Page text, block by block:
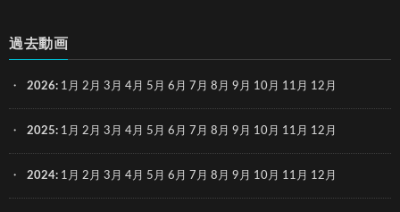
過去動画
2026: 1月 2月 3月 4月 5月 6月 7月 8月 9月 10月 11月 12月
2025: 1月 2月 3月 4月 5月 6月 7月 8月 9月 10月 11月 12月
2024: 1月 2月 3月 4月 5月 6月 7月 8月 9月 10月 11月 12月